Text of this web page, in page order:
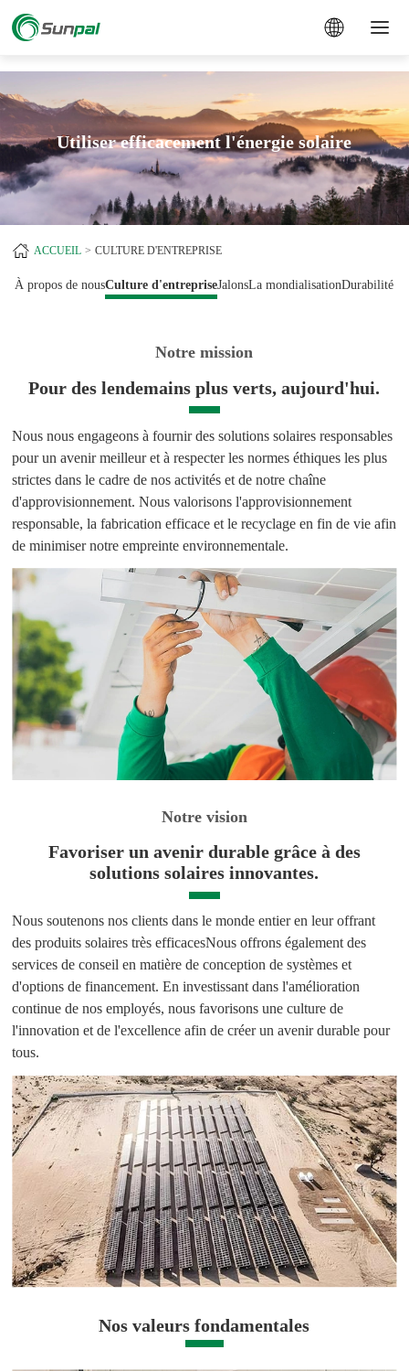
Utiliser efficacement l'énergie solaire
ACCUEIL CULTURE D'ENTREPRISE
À propos de nousCulture d'entrepriseJalonsLa mondialisationDurabilité
Notre mission
Pour des lendemains plus verts, aujourd'hui.
Nous nous engageons à fournir des solutions solaires responsables
pour un avenir meilleur et à respecter les normes éthiques les plus
strictes dans le cadre de nos activités et de notre chaîne
d'approvisionnement. Nous valorisons l'approvisionnement
responsable, la fabrication efficace et le recyclage en fin de vie afin
de minimiser notre empreinte environnementale.
Notre vision
Favoriser un avenir durable grâce à des
solutions solaires innovantes.
Nous soutenons nos clients dans le monde entier en leur offrant
des produits solaires très efficacesNous offrons également des
services de conseil en matière de conception de systèmes et
d'options de financement. En investissant dans l'amélioration
continue de nos employés, nous favorisons une culture de
l'innovation et de l'excellence afin de créer un avenir durable pour
tous.
Nos valeurs fondamentales